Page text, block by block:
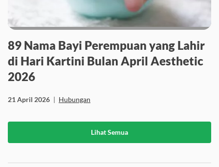
89 Nama Bayi Perempuan yang Lahir
di Hari Kartini Bulan April Aesthetic
2026
21 April 2026 Hubungan
Lihat Semua